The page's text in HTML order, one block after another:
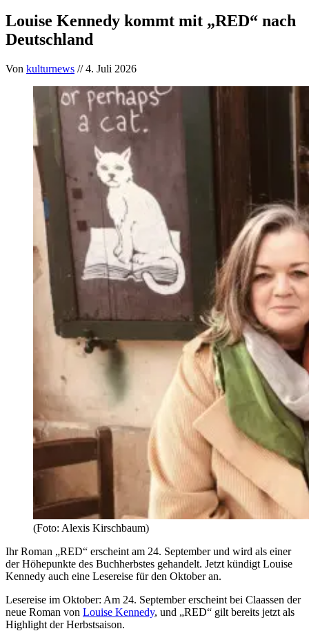
Louise Kennedy kommt mit „RED“ nach
Deutschland
Von kulturnews // 4. Juli 2026
(Foto: Alexis Kirschbaum)
Ihr Roman „RED“ erscheint am 24. September und wird als einer
der Höhepunkte des Buchherbstes gehandelt. Jetzt kündigt Louise
Kennedy auch eine Lesereise für den Oktober an.
Lesereise im Oktober: Am 24. September erscheint bei Claassen der
neue Roman von Louise Kennedy, und „RED“ gilt bereits jetzt als
Highlight der Herbstsaison.